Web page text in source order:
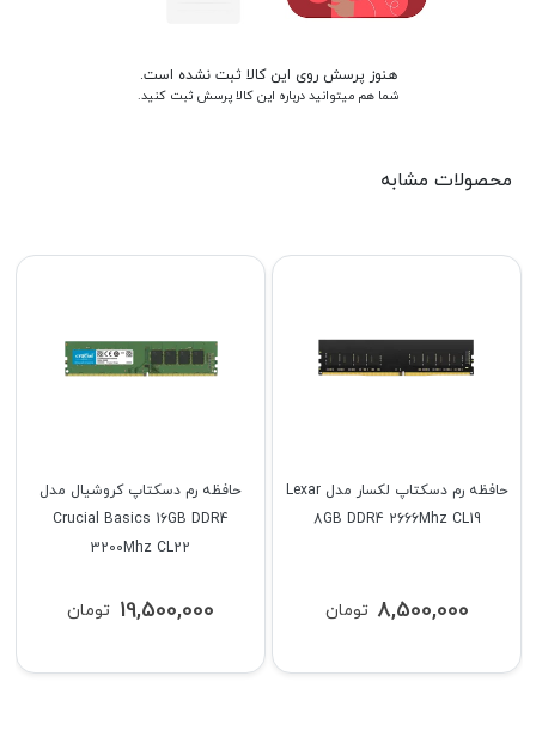
هنوز پرسش روی این کالا ثبت نشده است.
شما هم میتوانید درباره این کالا پرسش ثبت کنید.
محصولات مشابه
حافظه رم دسکتاپ کروشیال مدل
Crucial Basics 16GB DDR4
3200Mhz CL22
تومان 19,500,000
حافظه رم دسکتاپ لکسار مدل Lexar
8GB DDR4 2666Mhz CL19
تومان 8,500,000